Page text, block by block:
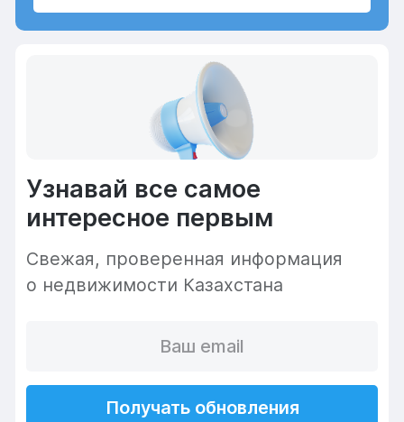
Узнавай все самое
интересное первым
Cвежая, проверенная информация
о недвижимости Казахстана
Получать обновления